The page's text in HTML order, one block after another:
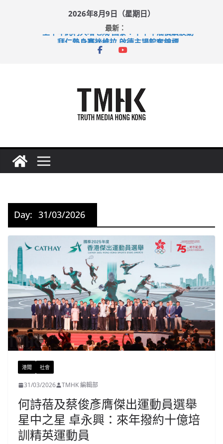
2026年8月9日（星期日）
最新：
上半年純利大增七成 國泰：下半年油價續波動
拜仁熱身賽挫維拉 啟德主場館奪錦標
性罪行修例獲九成支持 鄧炳強：爭取今屆任期內完成立法
Day: 31/03/2026
港聞 社會
31/03/2026 TMHK 編輯部
何詩蓓及蔡俊彥膺傑出運動員選舉
星中之星 卓永興：來年撥約十億培
訓精英運動員